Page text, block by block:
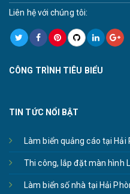
Liên hệ với chúng tôi:
CÔNG TRÌNH TIÊU BIỂU
TIN TỨC NỔI BẬT
Làm biển quảng cáo tại Hải
Thi công, lắp đặt màn hình
Làm biển số nhà tại Hải